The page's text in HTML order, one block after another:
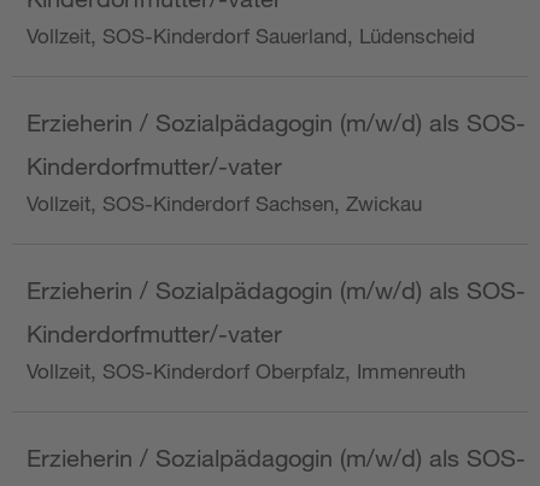
Vollzeit, SOS-Kinderdorf Sauerland, Lüdenscheid
Erzieherin / Sozialpädagogin (m/w/d) als SOS-
Kinderdorfmutter/-vater
Vollzeit, SOS-Kinderdorf Sachsen, Zwickau
Erzieherin / Sozialpädagogin (m/w/d) als SOS-
Kinderdorfmutter/-vater
Vollzeit, SOS-Kinderdorf Oberpfalz, Immenreuth
Erzieherin / Sozialpädagogin (m/w/d) als SOS-